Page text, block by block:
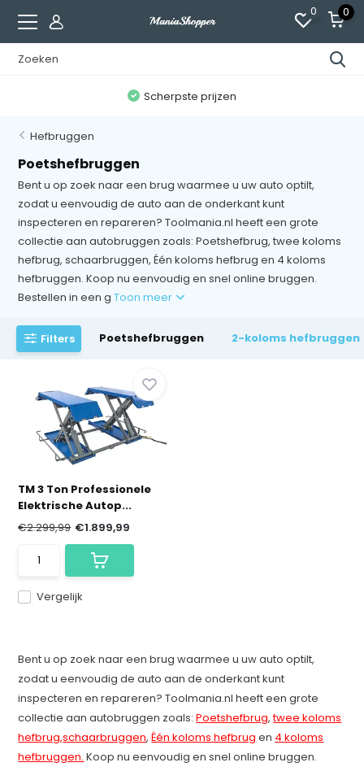
0 0
Scherpste prijzen
Hefbruggen
Poetshefbruggen
Bent u op zoek naar een brug waarmee u uw auto optilt,
zodat u eenvoudig de auto aan de onderkant kunt
inspecteren en repareren? Toolmania.nl heeft een grote
collectie aan autobruggen zoals: Poetshefbrug, twee koloms
hefbrug, schaarbruggen, Één koloms hefbrug en 4 koloms
hefbruggen. Koop nu eenvoudig en snel online bruggen.
Bestellen in een gToon meer
Filters Poetshefbruggen 2-koloms hefbruggen
TM 3 Ton Professionele
Elektrische Autop...
Vergelijk
€2.299,99 €1.899,99
Bent u op zoek naar een brug waarmee u uw auto optilt,
zodat u eenvoudig de auto aan de onderkant kunt
inspecteren en repareren? Toolmania.nl heeft een grote
collectie aan autobruggen zoals:Poetshefbrug,twee koloms
hefbrug,schaarbruggen,Één koloms hefbrug en 4 koloms
hefbruggen. Koop nu eenvoudig en snel online bruggen.